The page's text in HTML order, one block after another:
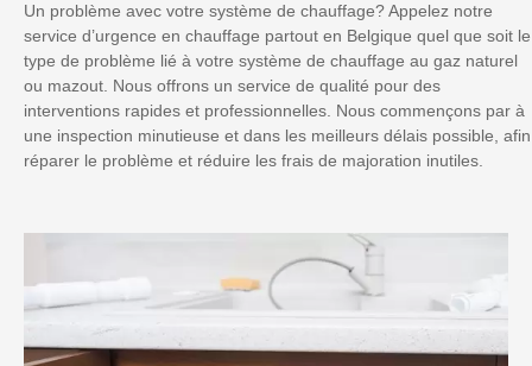
Un problème avec votre système de chauffage? Appelez notre
service d’urgence en chauffage partout en Belgique quel que soit le
type de problème lié à votre système de chauffage au gaz naturel
ou mazout. Nous offrons un service de qualité pour des
interventions rapides et professionnelles. Nous commençons par à
une inspection minutieuse et dans les meilleurs délais possible, afin
réparer le problème et réduire les frais de majoration inutiles.